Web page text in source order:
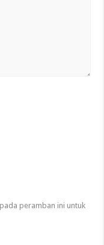
peramban ini untuk